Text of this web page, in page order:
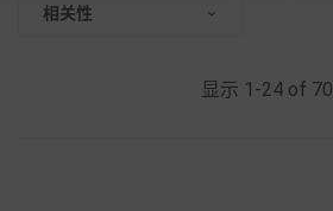
相关性 
显示 1-24 of 70